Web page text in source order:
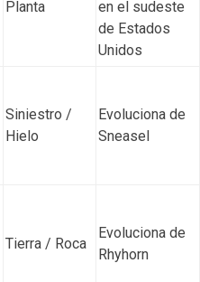
Planta
en el sudeste
de Estados
Unidos
Siniestro /
Hielo
Evoluciona de
Sneasel
Tierra / Roca
Evoluciona de
Rhyhorn